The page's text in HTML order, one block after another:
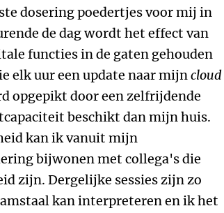
dosering poedertjes voor mij in
de dag wordt het effect van
functies in de gaten gehouden
elk uur een update naar mijncloud
opgepikt door een zelfrijdende
beschikt dan mijn huis.
kan ik vanuit mijn
bijwonen met collega's die
zijn. Dergelijke sessies zijn zo
kan interpreteren en ik het